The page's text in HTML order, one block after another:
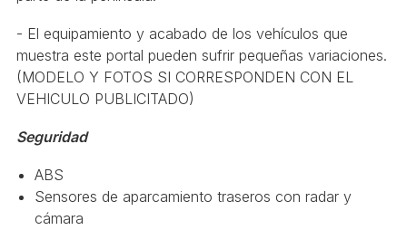
- El equipamiento y acabado de los vehículos que
muestra este portal pueden sufrir pequeñas variaciones.
(MODELO Y FOTOS SI CORRESPONDEN CON EL
VEHICULO PUBLICITADO)
Seguridad
ABS
Sensores de aparcamiento traseros con radar y
cámara